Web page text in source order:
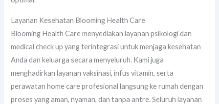
Layanan Kesehatan Blooming Health Care
Blooming Health Care menyediakan layanan psikologi dan
medical check up yang terintegrasi untuk menjaga kesehatan
Anda dan keluarga secara menyeluruh. Kami juga
menghadirkan layanan vaksinasi, infus vitamin, serta
perawatan home care profesional langsung ke rumah dengan
proses yang aman, nyaman, dan tanpa antre. Seluruh layanan